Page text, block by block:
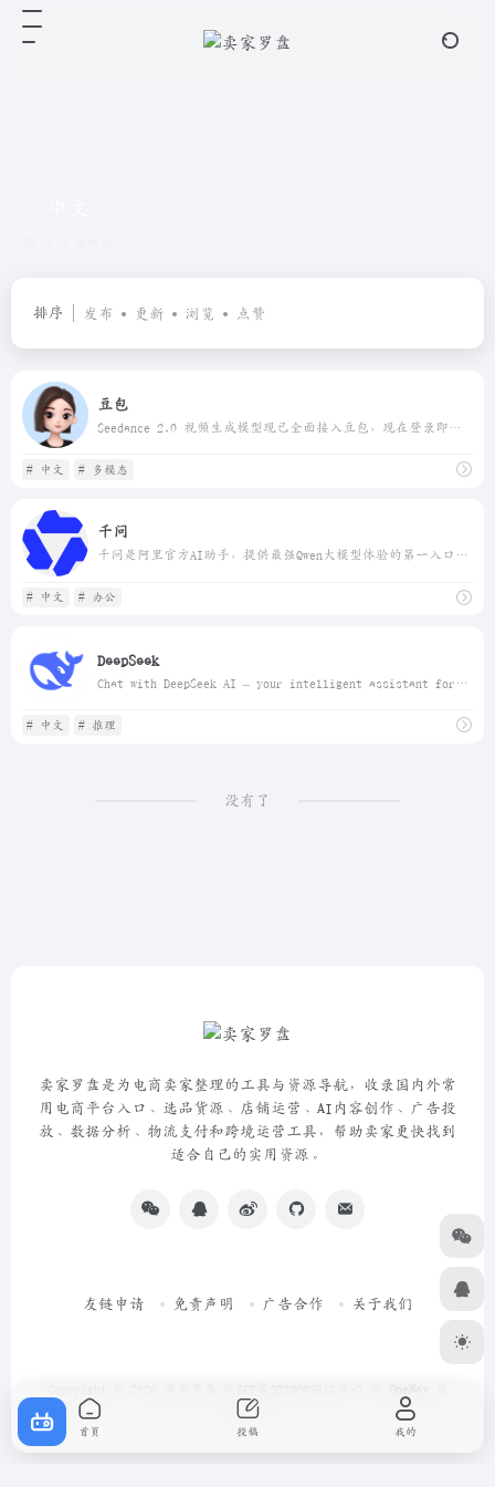
排序 发布 更新 浏览 点赞
豆包
Seedance 2.0 视频生成模型现已全面接入豆包，现在登录即可免费使用！豆包 是你的 AI 聊天智能对话问答助手，写作文案翻译编程工具。豆包为你答疑解惑，提供灵感，辅助创作，也可以和你畅聊任何你感兴趣的话题
# 中文 # 多模态
千问
千问是阿里官方AI助手，提供最强Qwen大模型体验的第一入口，助力你的工作、学习、生活。 支持 AI 搜索、网页总结、AI PPT、AI 生图、PPT 创作和录音纪要，让创作、汇报、调研、分析更高效。
# 中文 # 办公
DeepSeek
Chat with DeepSeek AI – your intelligent assistant for coding, content creation, file reading, and more. Upload documents, engage in long-context conversations, and get expert help in AI, natural language processing, and beyond. | 深度求索（DeepSeek）助力编程代码开发、创意写作、文件处理等任务，支持文件上传及长文本对话，随时为您提供高效的AI支持。
# 中文 # 推理
没有了
卖家罗盘是为电商卖家整理的工具与资源导航，收录国内外常
用电商平台入口、选品货源、店铺运营、AI内容创作、广告投
放、数据分析、物流支付和跨境运营工具，帮助卖家更快找到
适合自己的实用资源。
友链申请 免责声明 广告合作 关于我们
力驱动
首页 投稿 我的